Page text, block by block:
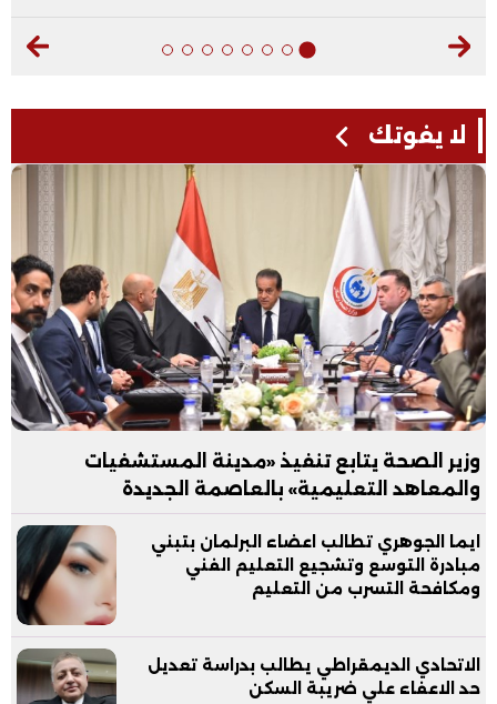
لا يفوتك
وزير الصحة يتابع تنفيذ «مدينة المستشفيات
والمعاهد التعليمية» بالعاصمة الجديدة
ايما الجوهري تطالب اعضاء البرلمان بتبني
مبادرة التوسع وتشجيع التعليم الفني
ومكافحة التسرب من التعليم
الاتحادي الديمقراطي يطالب بدراسة تعديل
حد الاعفاء علي ضريبة السكن